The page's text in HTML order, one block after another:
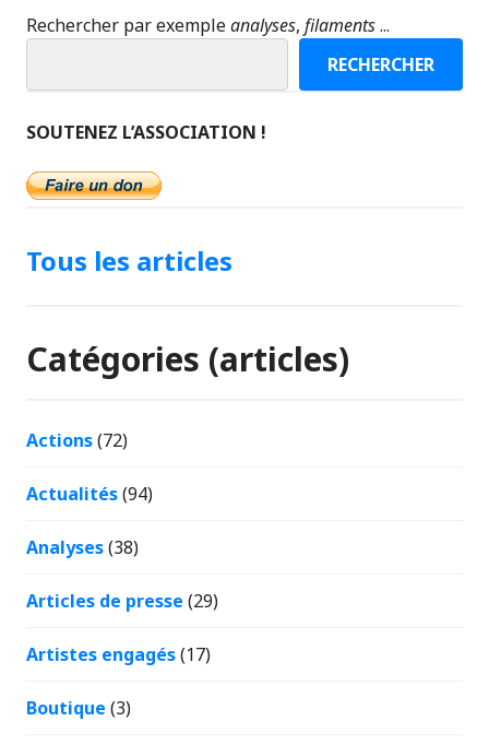
Rechercher par exempleanalyses, filaments...
RECHERCHER
SOUTENEZ L’ASSOCIATION !
Tous les articles
Catégories (articles)
Actions(72)
Actualités(94)
Analyses(38)
Articles de presse (29)
Artistes engagés(17)
Boutique (3)